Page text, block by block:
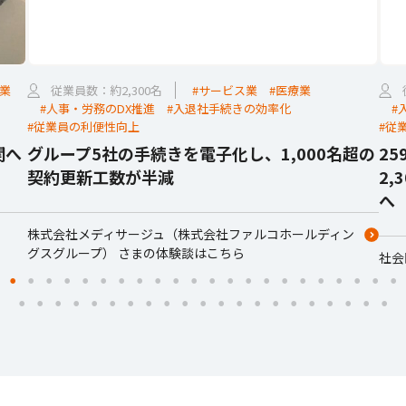
へ
従業員数：約2,300名 #サービス業
#医療業
#人事・労務のDX推進
#入退社手続きの効率化
#従業員の利便性向上
グループ5社の手続きを電子化し、1,000名超の
契約更新工数が半減
株式会社メディサージュ（株式会社ファルコホールディン
グスグループ） さまの体験談はこちら
#
#従
へ
社